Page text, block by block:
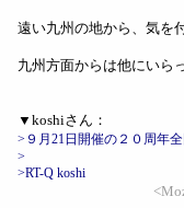
遠い九州の地から、気を
九州方面からは他にいら
▼koshiさん：
>９月21日開催の２０周年
>
>RT-Q koshi